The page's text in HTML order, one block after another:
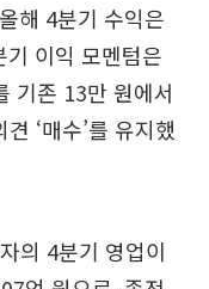
해 4분기 수익은
이익 모멘텀은
기존 13만 원에서
‘매수’를 유지했
의 4분기 영업이